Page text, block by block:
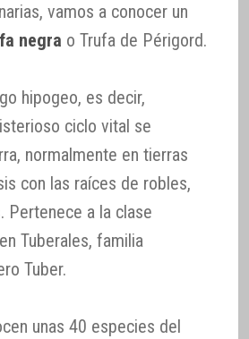
vamos a conocer un
negra o Trufa de Périgord.
hipogeo, es decir,
ciclo vital se
normalmente en tierras
con las raíces de robles,
Pertenece a la clase
Tuberales, familia
Tuber.
unas 40 especies del